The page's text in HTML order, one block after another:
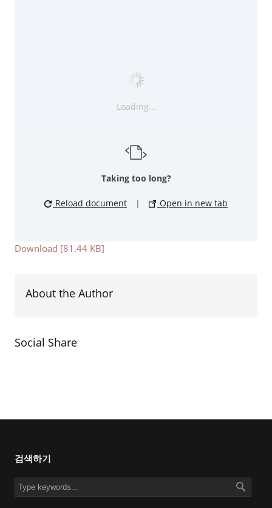
Loading...
Taking too long?
Reload document | Open in new tab
Download [81.44 KB]
About the Author
Social Share
검색하기